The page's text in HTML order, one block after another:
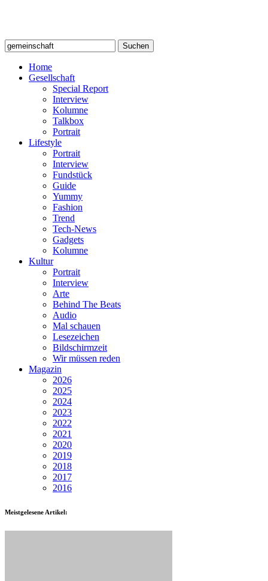
Suchen
nach:
Home
Gesellschaft
Special Report
Interview
Kolumne
Talkbox
Portrait
Lifestyle
Portrait
Interview
Fundstück
Guide
Yummy
Fashion
Trend
Tech-News
Gadgets
Kolumne
Kultur
Portrait
Interview
Arte
Behind The Beats
Audio
Mal schauen
Lesezeichen
Bildschirmzeit
Wir müssen reden
Magazin
2026
2025
2024
2023
2022
2021
2020
2019
2018
2017
2016
Meistgelesene Artikel: